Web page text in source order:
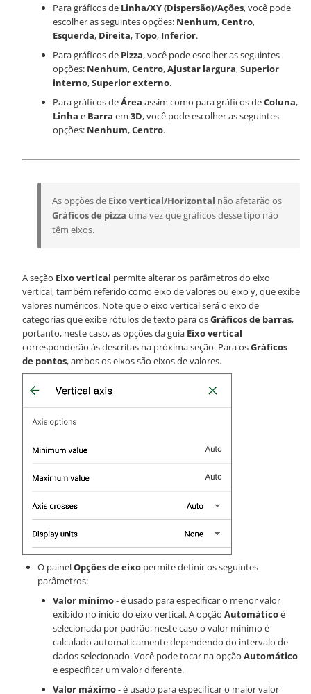
Para gráficos de Linha/XY (Dispersão)/Ações, você pode
escolher as seguintes opções: Nenhum,Centro,
Esquerda, Direita,Topo, Inferior.
Para gráficos de Pizza, você pode escolher as seguintes
opções: Nenhum,Centro,Ajustar largura,Superior
interno,Superior externo.
Para gráficos deÁrea assim como para gráficos deColuna,
Linha e Barra em 3D, você pode escolher as seguintes
opções: Nenhum,Centro.
As opções de Eixo vertical/Horizontal não afetarão os
Gráficos de pizza uma vez que gráficos desse tipo não
têm eixos.
A seção Eixo vertical permite alterar os parâmetros do eixo
vertical, também referido como eixo de valores ou eixo y, que exibe
valores numéricos. Note que o eixo vertical será o eixo de
categorias que exibe rótulos de texto para osGráficos de barras,
portanto, neste caso, as opções da guia Eixo vertical
corresponderão às descritas na próxima seção. Para osGráficos
de pontos, ambos os eixos são eixos de valores.
O painelOpções de eixo permite definir os seguintes
parâmetros:
Valor mínimo- é usado para especificar o menor valor
exibido no início do eixo vertical. A opção Automáticoé
selecionada por padrão, neste caso o valor mínimo é
calculado automaticamente dependendo do intervalo de
dados selecionado. Você pode tocar na opção Automático
e especificar um valor diferente.
Valor máximo- é usado para especificar o maior valor